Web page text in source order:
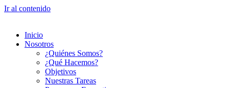
Ir al contenido
Inicio
Nosotros
¿Quiénes Somos?
¿Qué Hacemos?
Objetivos
Nuestras Tareas